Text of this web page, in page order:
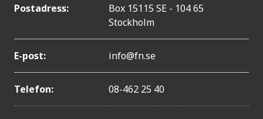
Postadress:
Box 15115 SE - 104 65
Stockholm
E-post: info@fn.se
Telefon: 08-462 25 40